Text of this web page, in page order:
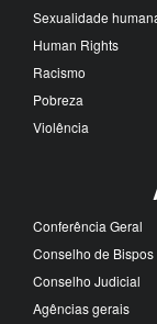
Sexualidade
Human Rights
Racismo
Pobreza
Violência
Conferência Geral
Conselho de Bispos
Conselho Judicial
Agências gerais